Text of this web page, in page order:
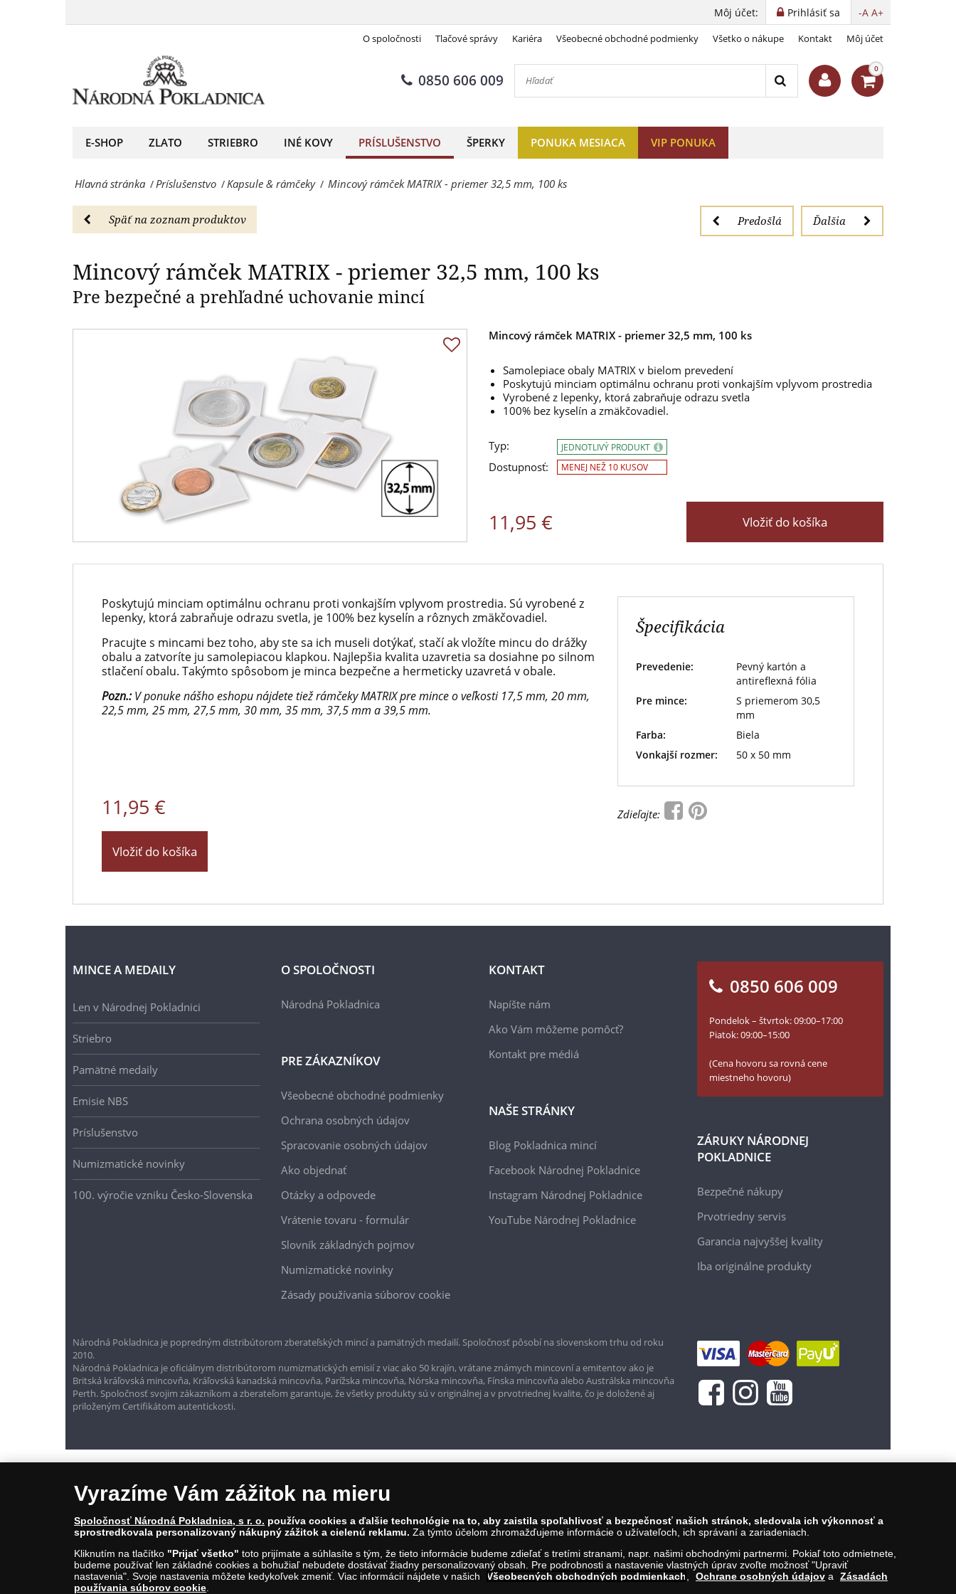
-
32,5
100
-
Kapsule
-A A+
Prihlásiť sa
Môj účet:
O spoločnosti Tlačové správy Kariéra Všeobecné obchodné podmienky Všetko o nákupe Kontakt Môj účet
0850 606 009
0
E-SHOP ZLATO STRIEBRO INÉ KOVY PRÍSLUŠENSTVO ŠPERKY PONUKA MESIACA VIP PONUKA
Hlavná stránka /Príslušenstvo /Kapsule & rámčeky / Mincový rámček MATRIX - priemer 32,5 mm, 100 ks
Späť na zoznam produktov Ďalšia
Predošlá
Mincový rámček MATRIX - priemer 32,5 mm, 100 ks
Pre bezpečné a prehľadné uchovanie mincí
Mincový rámček MATRIX - priemer 32,5 mm, 100 ks
Samolepiace obaly MATRIX v bielom prevedení
Poskytujú minciam optimálnu ochranu proti vonkajším vplyvom prostredia
Vyrobené z lepenky, ktorá zabraňuje odrazu svetla
100% bez kyselín a zmäkčovadiel.
Typ:
Dostupnosť:
JEDNOTLIVÝ PRODUKT
MENEJ NEŽ 10 KUSOV
11,95 € Vložiť do košíka
Poskytujú minciam optimálnu ochranu proti vonkajším vplyvom prostredia. Sú vyrobené z
lepenky, ktorá zabraňuje odrazu svetla, je 100% bez kyselín a rôznych zmäkčovadiel.
Pracujte s mincami bez toho, aby ste sa ich museli dotýkať, stačí ak vložíte mincu do drážky
obalu a zatvoríte ju samolepiacou klapkou. Najlepšia kvalita uzavretia sa dosiahne po silnom
stlačení obalu. Takýmto spôsobom je minca bezpečne a hermeticky uzavretá v obale.
Pozn.:V ponuke nášho eshopu nájdete tiež rámčeky MATRIX pre mince o veľkosti 17,5 mm, 20 mm,
22,5 mm, 25 mm, 27,5 mm, 30 mm, 35 mm, 37,5 mm a 39,5 mm.
11,95 €
Vložiť do košíka
Špecifikácia
Prevedenie:
Pevný kartón a
antireflexná fólia
Pre mince:
S priemerom 30,5
mm
Farba:
Biela
Vonkajší rozmer:
50 x 50 mm
Zdieľajte:
Mincový rámček MATRIX - priemer 32,5 mm, 100 ks
11,95 €
MINCE A MEDAILY
Len v Národnej Pokladnici
Striebro
Pamätné medaily
Emisie NBS
Príslušenstvo
Numizmatické novinky
100. výročie vzniku Česko-Slovenska
O SPOLOČNOSTI
Národná Pokladnica
PRE ZÁKAZNÍKOV
Všeobecné obchodné podmienky
Ochrana osobných údajov
Spracovanie osobných údajov
Ako objednať
Otázky a odpovede
Vrátenie tovaru - formulár
Slovník základných pojmov
Numizmatické novinky
Zásady používania súborov cookie
KONTAKT
Napíšte nám
Ako Vám môžeme pomôcť?
Kontakt pre médiá
NAŠE STRÁNKY
Blog Pokladnica mincí
Facebook Národnej Pokladnice
Instagram Národnej Pokladnice
YouTube Národnej Pokladnice
0850 606 009
Pondelok – štvrtok: 09:00–17:00
Piatok: 09:00–15:00
(Cena hovoru sa rovná cene
miestneho hovoru)
ZÁRUKY NÁRODNEJ
POKLADNICE
Bezpečné nákupy
Prvotriedny servis
Garancia najvyššej kvality
Iba originálne produkty
Národná Pokladnica je popredným distribútorom zberateľských mincí a pamätných medailí. Spoločnosť pôsobí na slovenskom trhu od roku
2010.
Národná Pokladnica je oficiálnym distribútorom numizmatických emisií z viac ako 50 krajín, vrátane známych mincovní a emitentov ako je
Britská kráľovská mincovňa, Kráľovská kanadská mincovňa, Parížska mincovňa, Nórska mincovňa, Fínska mincovňa alebo Austrálska mincovňa
Perth. Spoločnosť svojim zákazníkom a zberateľom garantuje, že všetky produkty sú v originálnej a v prvotriednej kvalite, čo je doložené aj
priloženým Certifikátom autentickosti.
© Copyright 2026 - Národná Pokladnica, s. r. o.; Námestie Mateja Korvína 1, Bratislava 811 07, Tel.: 0850 606 009
E-mail: info@narodnapokladnica.sk, www.narodnapokladnica.sk; IČO: 45 480 206, DIČ: SK2023004302
-
Národná
-
predný
Vyrazíme Vám zážitok na mieru
Spoločnosť Národná Pokladnica, s r. o. používa cookies a ďalšie technológie na to, aby zaistila spoľahlivosť a bezpečnosť našich stránok, sledovala ich výkonnosť a
sprostredkovala personalizovaný nákupný zážitok a cielenú reklamu. Za týmto účelom zhromažďujeme informácie o užívateľoch, ich správaní a zariadeniach.
Kliknutím na tlačítko "Prijať všetko" toto prijímate a súhlasíte s tým, že tieto informácie budeme zdieľať s tretími stranami, napr. našimi obchodnými partnermi. Pokiaľ toto odmietnete,
budeme používať len základné cookies a bohužiaľ nebudete dostávať žiadny personalizovaný obsah. Pre podrobnosti a nastavenie vlastných úprav zvoľte možnosť "Upraviť
nastavenia". Svoje nastavenia môžete kedykoľvek zmeniť. Viac informácií nájdete v našich
Všeobecných obchodných podmienkach Ochrane osobných údajov a
Zásadách
používania súborov cookie